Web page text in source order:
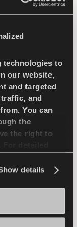
technologies to
our website,
and targeted
and
You can
the
the right to
details
الاستخدام في
الاستخدام في
الكبح في